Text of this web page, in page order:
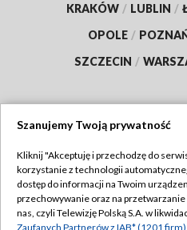
KRAKÓW / LUBLIN /
OPOLE /
SZCZECIN /
Abonament TVP
Emisja w TVP
Szanujemy Twoją prywatność
Kliknij "Akceptuję i przechodzę do
korzystanie z technologii
dostęp do informacji na Twoim
przechowywanie oraz na
nas, czyli Telewizję Polską S.A. w
Zaufanych Partnerów z IAB* (1201 firm)